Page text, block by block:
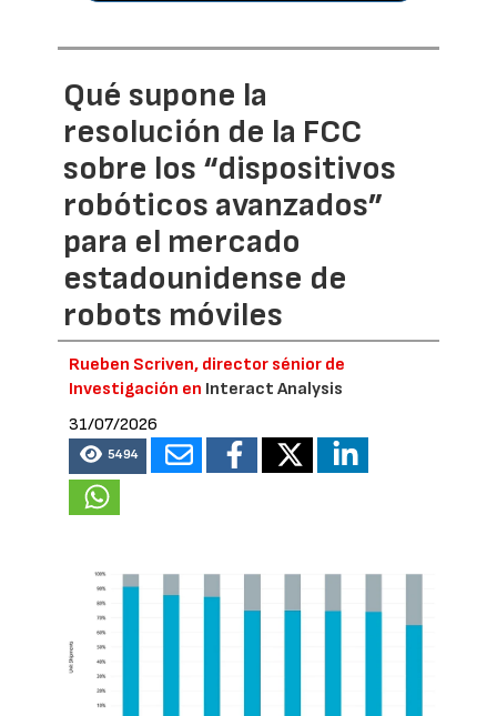
Qué supone la
resolución de la FCC
sobre los “dispositivos
robóticos avanzados”
para el mercado
estadounidense de
robots móviles
Rueben Scriven, director sénior de
Investigación en Interact Analysis
31/07/2026
5494